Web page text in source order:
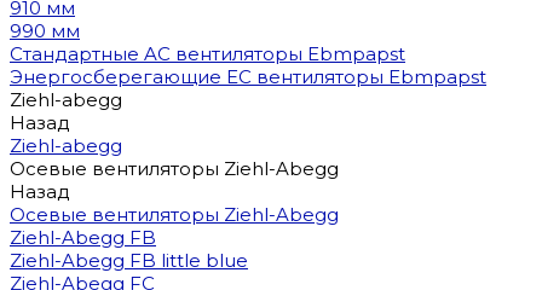
910 мм
990 мм
Стандартные AC вентиляторы Ebmpapst
Энергосберегающие EC вентиляторы Ebmpapst
Ziehl-abegg
Назад
Ziehl-abegg
Осевые вентиляторы Ziehl-Abegg
Назад
Осевые вентиляторы Ziehl-Abegg
Ziehl-Abegg FB
Ziehl-Abegg FB little blue
Ziehl-Abegg FC